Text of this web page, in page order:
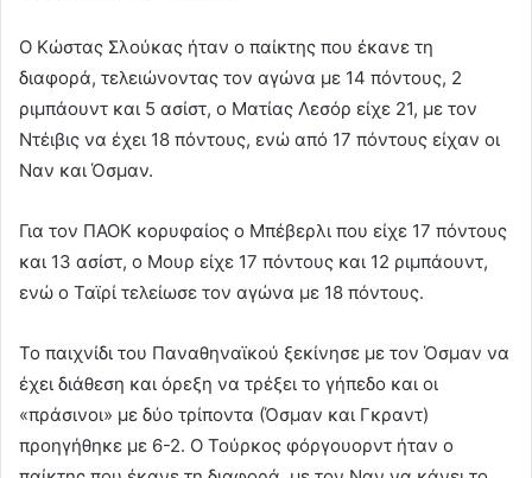
Ο Κώστας Σλούκας ήταν ο παίκτης που έκανε τη
διαφορά, τελειώνοντας τον αγώνα με 14 πόντους, 2
ριμπάουντ και 5 ασίστ, ο Ματίας Λεσόρ είχε 21, με τον
Ντέιβις να έχει 18 πόντους, ενώ από 17 πόντους είχαν οι
Ναν και Όσμαν.
Για τον ΠΑΟΚ κορυφαίος ο Μπέβερλι που είχε 17 πόντους
και 13 ασίστ, ο Μουρ είχε 17 πόντους και 12 ριμπάουντ,
ενώ ο Ταϊρί τελείωσε τον αγώνα με 18 πόντους.
Το παιχνίδι του Παναθηναϊκού ξεκίνησε με τον Όσμαν να
έχει διάθεση και όρεξη να τρέξει το γήπεδο και οι
«πράσινοι» με δύο τρίποντα (Όσμαν και Γκραντ)
προηγήθηκε με 6-2. Ο Τούρκος φόργουορντ ήταν ο